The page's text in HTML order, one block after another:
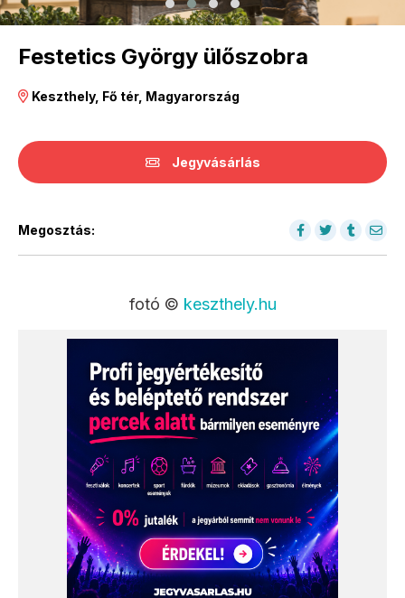
Festetics György ülőszobra
Keszthely, Fő tér, Magyarország
Jegyvásárlás
Megosztás:
fotó © keszthely.hu